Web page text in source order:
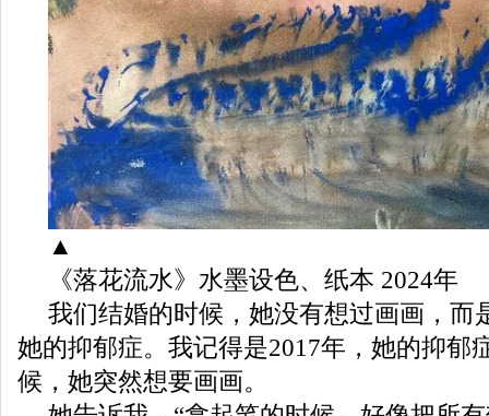
▲
《落花流水》水墨设色、纸本 2024年
我们结婚的时候，她没有想过画画，而
她的抑郁症。我记得是2017年，她的抑郁
候，她突然想要画画。